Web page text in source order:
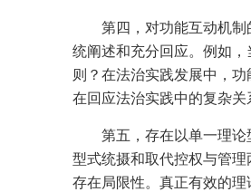
第四，对功能互动机
统阐述和充分回应。例如
则？在法治实践发展中，
在回应法治实践中的复杂
第五，存在以单一理
型式统摄和取代控权与管
存在局限性。真正有效的